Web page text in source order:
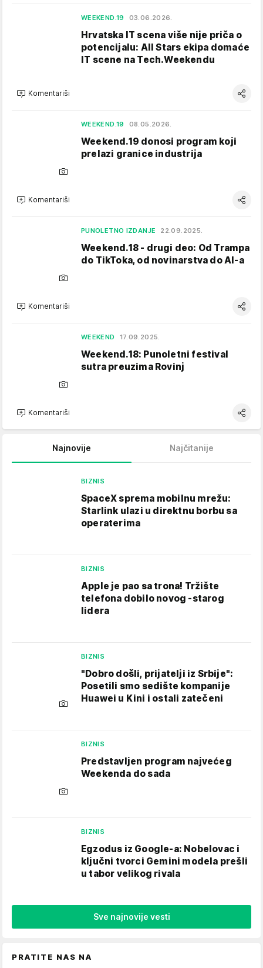
WEEKEND.19 03.06.2026.
Hrvatska IT scena više nije priča o
potencijalu: All Stars ekipa domaće
IT scene na Tech.Weekendu
Komentariši
WEEKEND.19 08.05.2026.
Weekend.19 donosi program koji
prelazi granice industrija
Komentariši
PUNOLETNO IZDANJE 22.09.2025.
Weekend.18 - drugi deo: Od Trampa
do TikToka, od novinarstva do AI-a
Komentariši
WEEKEND 17.09.2025.
Weekend.18: Punoletni festival
sutra preuzima Rovinj
Komentariši
Najnovije Najčitanije
BIZNIS
SpaceX sprema mobilnu mrežu:
Starlink ulazi u direktnu borbu sa
operaterima
BIZNIS
Apple je pao sa trona! Tržište
telefona dobilo novog -starog
lidera
BIZNIS
"Dobro došli, prijatelji iz Srbije":
Posetili smo sedište kompanije
Huawei u Kini i ostali zatečeni
BIZNIS
Predstavljen program najvećeg
Weekenda do sada
BIZNIS
Egzodus iz Google-a: Nobelovac i
ključni tvorci Gemini modela prešli
u tabor velikog rivala
Sve najnovije vesti
PRATITE NAS NA